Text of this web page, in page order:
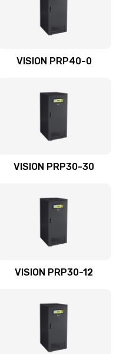
VISION PRP40-0
VISION PRP30-30
VISION PRP30-12